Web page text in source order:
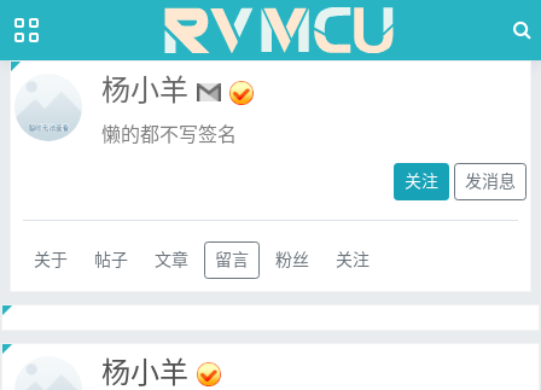
杨小羊
懒的都不写签名
关注 发消息
关于 帖子 文章 留言 粉丝 关注
杨小羊